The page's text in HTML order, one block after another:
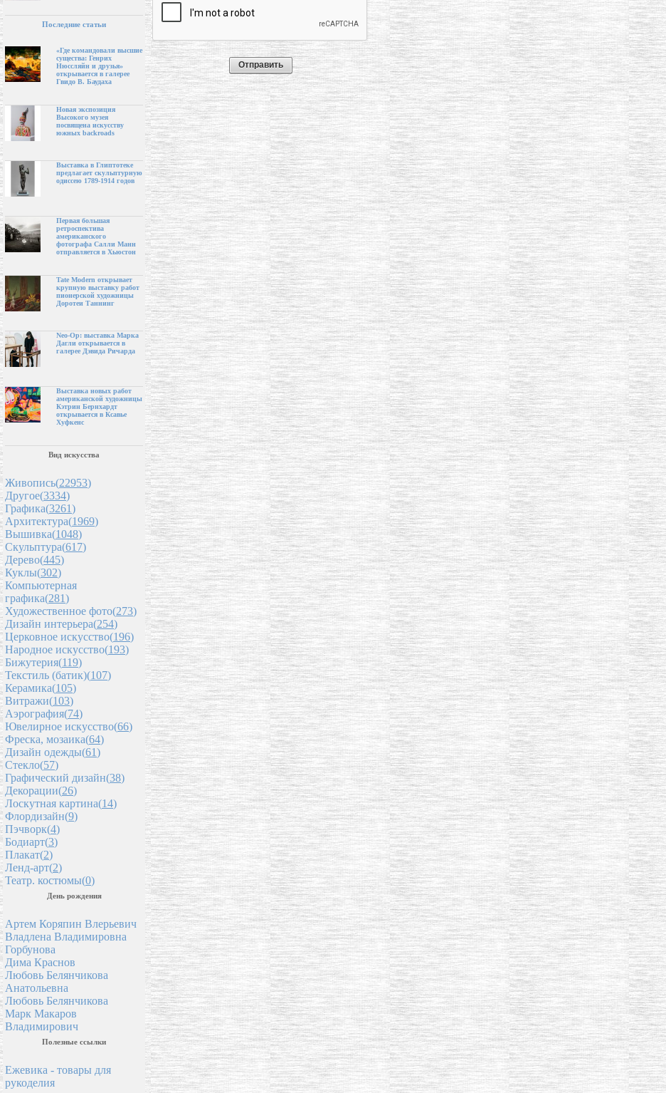
Последние статьи
«Где командовали высшие
существа: Генрих
Нюссляйн и друзья»
открывается в галерее
Гвидо В. Баудаха
Новая экспозиция
Высокого музея
посвящена искусству
южных backroads
Выставка в Глиптотеке
предлагает скульптурную
одиссею 1789-1914 годов
Первая большая
ретроспектива
американского
фотографа Салли Манн
отправляется в Хьюстон
Tate Modern открывает
крупную выставку работ
пионерской художницы
Доротеи Таннинг
Neo-Op: выставка Марка
Дагли открывается в
галерее Дэвида Ричарда
Выставка новых работ
американской художницы
Кэтрин Бернхардт
открывается в Ксавье
Хуфкенс
Вид искусства
Живопись(22953)
Другое(3334)
Графика(3261)
Архитектура(1969)
Вышивка(1048)
Скульптура(617)
Дерево(445)
Куклы(302)
Компьютерная
графика(281)
Художественное фото(273)
Дизайн интерьера(254)
Церковное искусство(196)
Народное искусство(193)
Бижутерия(119)
Текстиль (батик)(107)
Керамика(105)
Витражи(103)
Аэрография(74)
Ювелирное искусство(66)
Фреска, мозаика(64)
Дизайн одежды(61)
Стекло(57)
Графический дизайн(38)
Декорации(26)
Лоскутная картина(14)
Флордизайн(9)
Пэчворк(4)
Бодиарт(3)
Плакат(2)
Ленд-арт(2)
Театр. костюмы(0)
День рождения
Артем Коряпин Влерьевич
Владлена Владимировна
Горбунова
Дима Краснов
Любовь Белянчикова
Анатольевна
Любовь Белянчикова
Марк Макаров
Владимирович
Полезные ссылки
Ежевика - товары для
рукоделия